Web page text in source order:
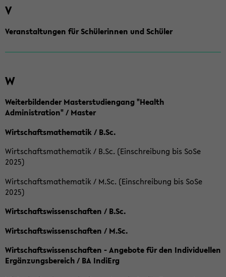
V
Veranstaltungen für Schülerinnen und Schüler
W
Weiterbildender Masterstudiengang "Health
Administration" / Master
Wirtschaftsmathematik / B.Sc.
Wirtschaftsmathematik / B.Sc. (Einschreibung bis SoSe
2025)
Wirtschaftsmathematik / M.Sc. (Einschreibung bis SoSe
2025)
Wirtschaftswissenschaften / B.Sc.
Wirtschaftswissenschaften / M.Sc.
Wirtschaftswissenschaften - Angebote für den Individuellen
Ergänzungsbereich / BA IndiErg